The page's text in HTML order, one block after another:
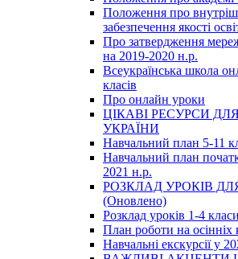
Положення про
забезпечення якості
Про затвердження
на 2019-2020 н.р.
Всеукраїнська школа
класів
Про онлайн уроки
ЦІКАВІ РЕСУРСИ
УКРАЇНИ
Навчальний план 5-11
Навчальний план
2021 н.р.
РОЗКЛАД УРОКІВ
(Оновлено)
Розклад уроків 1-4
План роботи на осінніх
Навчальні екскурсії у